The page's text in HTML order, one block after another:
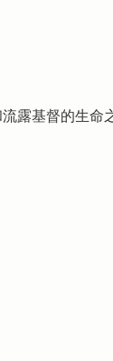
露基督的生命